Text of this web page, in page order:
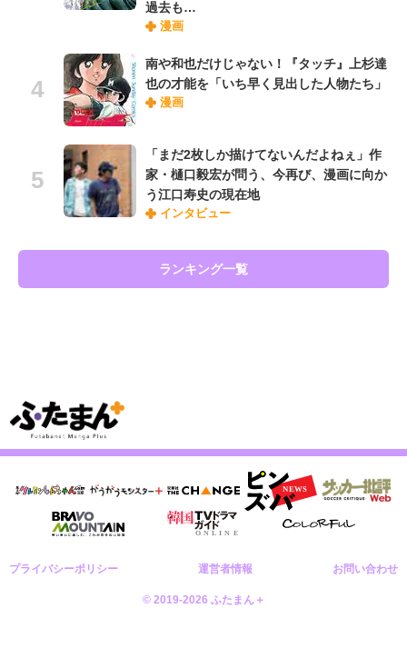
過去も…
漫画
南や和也だけじゃない！『タッチ』上杉達
也の才能を「いち早く見出した人物たち」
漫画
「まだ2枚しか描けてないんだよねぇ」作
家・樋口毅宏が問う、今再び、漫画に向か
う江口寿史の現在地
インタビュー
ランキング一覧
プライバシーポリシー 運営者情報 お問い合わせ
© 2019-2026 ふたまん＋